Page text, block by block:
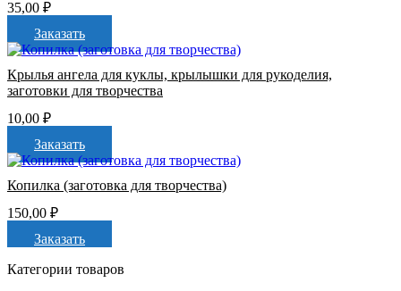
35,00 ₽
Заказать
Крылья ангела для куклы, крылышки для рукоделия,
заготовки для творчества
10,00 ₽
Заказать
Копилка (заготовка для творчества)
150,00 ₽
Заказать
Категории товаров